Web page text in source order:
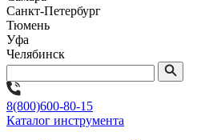
Санкт-Петербург
Тюмень
Уфа
Челябинск
8(800)600-80-15
Каталог инструмента